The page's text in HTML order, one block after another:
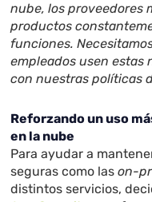
nube, los proveedores
productos
funciones.
empleados usen estas
con nuestras políticas
Reforzando un uso
en la nube
Para ayudar a
seguras como lason-
distintos servicios,